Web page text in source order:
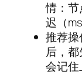
情：节
迟（
推荐
后，
会记住